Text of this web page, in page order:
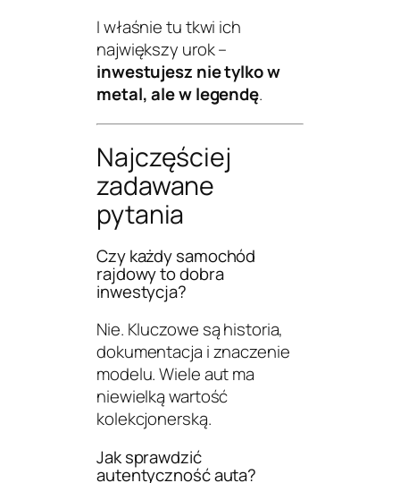
I właśnie tu tkwi ich
największy urok –
inwestujesz nie tylko w
metal, ale w legendę.
Najczęściej
zadawane
pytania
Czy każdy samochód
rajdowy to dobra
inwestycja?
Nie. Kluczowe są historia,
dokumentacja i znaczenie
modelu. Wiele aut ma
niewielką wartość
kolekcjonerską.
Jak sprawdzić
autentyczność auta?